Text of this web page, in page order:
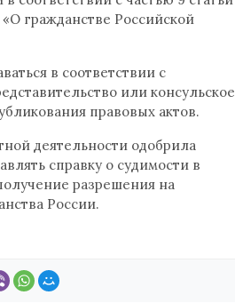
гражданстве Российской
в соответствии с
или консульское
правовых актов.
деятельности одобрила
справку о судимости в
разрешения на
России.